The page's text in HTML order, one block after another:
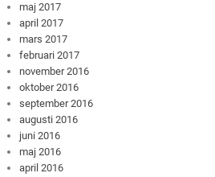
maj 2017
april 2017
mars 2017
februari 2017
november 2016
oktober 2016
september 2016
augusti 2016
juni 2016
maj 2016
april 2016